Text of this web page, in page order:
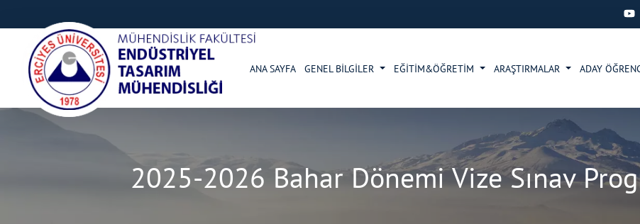
ANA SAYFA GENEL BİLGİLER EĞİTİM&ÖĞRETİM ARAŞTIRMALAR ADAY
2025-2026 Bahar Dönemi Vize Sınav